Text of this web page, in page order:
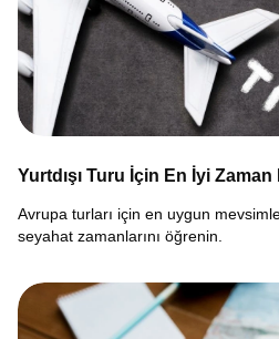
Yurtdışı Turu İçin En İyi Zaman
Avrupa turları için en uygun
seyahat zamanlarını öğrenin.